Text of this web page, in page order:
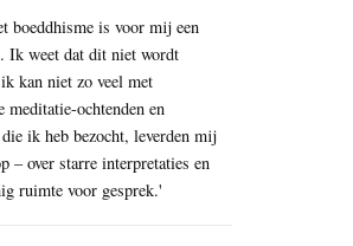
boeddhisme is voor mij een
Ik weet dat dit niet wordt
kan niet zo veel met
meditatie-ochtenden en
ik heb bezocht, leverden mij
– over starre interpretaties en
ruimte voor gesprek.'